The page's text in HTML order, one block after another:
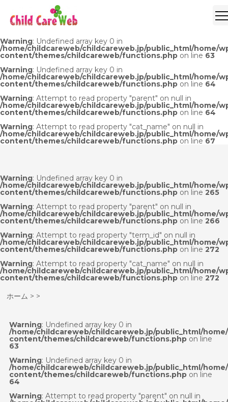
Warning: Undefined array key 0 in
/home/childcareweb/childcareweb.jp/public_html/home/
content/themes/childcareweb/functions.php on line 63
Warning: Undefined array key 0 in
/home/childcareweb/childcareweb.jp/public_html/home/
content/themes/childcareweb/functions.php on line 64
Warning: Attempt to read property "parent" on null in
/home/childcareweb/childcareweb.jp/public_html/home/
content/themes/childcareweb/functions.php on line 64
Warning: Attempt to read property "cat_name" on null in
/home/childcareweb/childcareweb.jp/public_html/home/
content/themes/childcareweb/functions.php on line 67
Warning: Undefined array key 0 in
/home/childcareweb/childcareweb.jp/public_html/home/
content/themes/childcareweb/functions.php on line 265
Warning: Attempt to read property "parent" on null in
/home/childcareweb/childcareweb.jp/public_html/home/
content/themes/childcareweb/functions.php on line 266
Warning: Attempt to read property "term_id" on null in
/home/childcareweb/childcareweb.jp/public_html/home/
content/themes/childcareweb/functions.php on line 272
Warning: Attempt to read property "cat_name" on null in
/home/childcareweb/childcareweb.jp/public_html/home/
content/themes/childcareweb/functions.php on line 272
ホーム > >
Warning: Undefined array key 0 in
/home/childcareweb/childcareweb.jp/public_html/
content/themes/childcareweb/functions.phpon line
63
Warning: Undefined array key 0 in
/home/childcareweb/childcareweb.jp/public_html/
content/themes/childcareweb/functions.phpon line
64
Warning: Attempt to read property "parent" on null in